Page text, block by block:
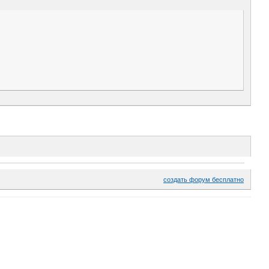
создать форум бесплатно